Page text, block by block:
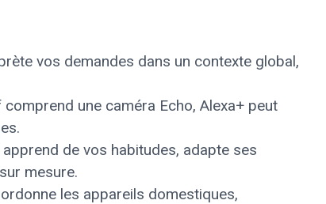
vos demandes dans un contexte global,
une caméra Echo, Alexa+ peut
de vos habitudes, adapte ses
mesure.
les appareils domestiques,